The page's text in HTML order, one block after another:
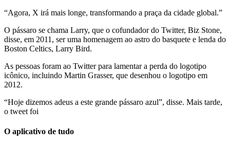
“Agora, X irá mais longe, transformando a praça da cidade global.”
O pássaro se chama Larry, que o cofundador do Twitter, Biz Stone,
disse, em 2011, ser uma homenagem ao astro do basquete e lenda do
Boston Celtics, Larry Bird.
As pessoas foram ao Twitter para lamentar a perda do logotipo
icônico, incluindo Martin Grasser, que desenhou o logotipo em
2012.
“Hoje dizemos adeus a este grande pássaro azul”, disse. Mais tarde,
o tweet foi
O aplicativo de tudo